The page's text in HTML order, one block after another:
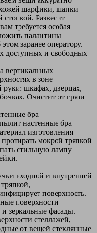
шарфики, шапки
стопкой. Развесит
требуется особая
палантины
заранее оператору.
доступных и свободных
вертикальных
в зоне
руки: шкафах, дверцах,
Очистит от грязи
бра
настенные бра
изготовления
мокрой тряпкой
стильную лампу
входной и внутренней
поверхность.
поверхности
зеркальные фасады.
стеллажей,
от вещей стеклянные